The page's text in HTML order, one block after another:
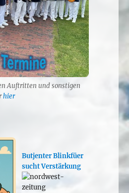
Auftritten und sonstigen
hier
Butjenter Blinkfüer
sucht Verstärkung